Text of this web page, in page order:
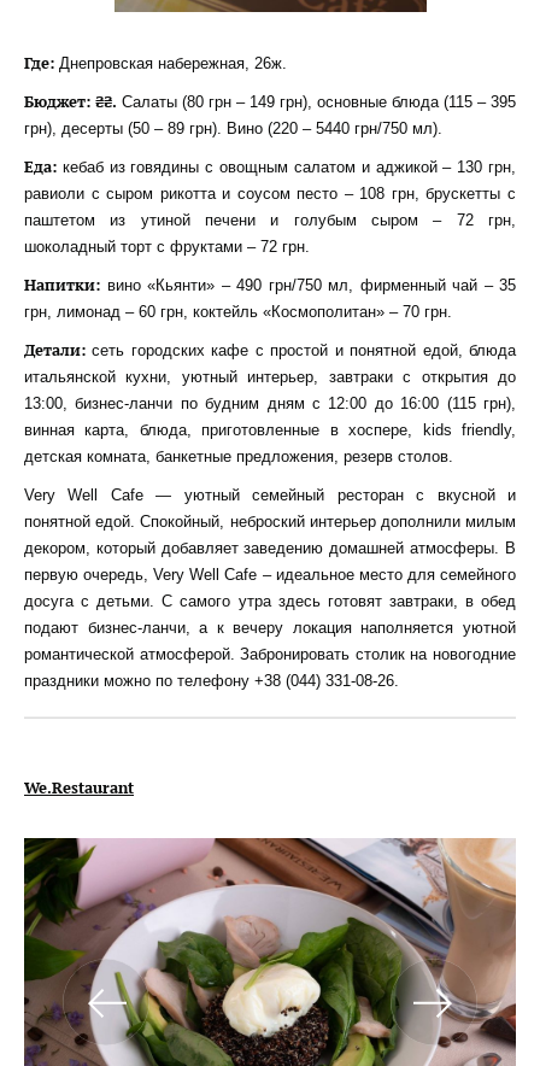
Где: Днепровская набережная, 26ж.
Бюджет: ₴₴. Салаты (80 грн – 149 грн), основные блюда (115 – 395
грн), десерты (50 – 89 грн). Вино (220 – 5440 грн/750 мл).
Еда: кебаб из говядины с овощным салатом и аджикой – 130 грн,
равиоли с сыром рикотта и соусом песто – 108 грн, брускетты с
паштетом из утиной печени и голубым сыром – 72 грн,
шоколадный торт с фруктами – 72 грн.
Напитки: вино «Кьянти» – 490 грн/750 мл, фирменный чай – 35
грн, лимонад – 60 грн, коктейль «Космополитан» – 70 грн.
Детали: сеть городских кафе с простой и понятной едой, блюда
итальянской кухни, уютный интерьер, завтраки с открытия до
13:00, бизнес-ланчи по будним дням с 12:00 до 16:00 (115 грн),
винная карта, блюда, приготовленные в хоспере, kids friendly,
детская комната, банкетные предложения, резерв столов.
Very Well Cafe — уютный семейный ресторан с вкусной и
понятной едой. Спокойный, неброский интерьер дополнили милым
декором, который добавляет заведению домашней атмосферы. В
первую очередь, Very Well Cafe – идеальное место для семейного
досуга с детьми. С самого утра здесь готовят завтраки, в обед
подают бизнес-ланчи, а к вечеру локация наполняется уютной
романтической атмосферой. Забронировать столик на новогодние
праздники можно по телефону +38 (044) 331-08-26.
We.Restaurant